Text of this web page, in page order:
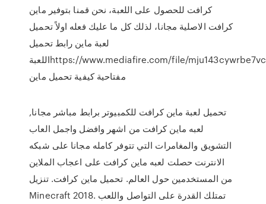
كرافت للحصول على اللعبة، نحن قمنا بتوفير ماين
كرافت الاصلية مجانا، لذلك كل ما عليك فعله اولاً تحميل
لعبة ماين رابط تحميل
اللعبةhttps://www.mediafire.com/file/mju143cywrbe7vc/ShiginimaSE_v2000.zipكلمات
مفتاحية كيفية تحميل ماين
تحميل لعبة ماين كرافت للكمبيوتر برابط مباشر مجانا,
لعبه ماين كرافت من اشهر وافضل واجمل العاب
التشويق والمغامرات التي تتوفر كامله مجانا على شبكه
الانترنت حصلت لعبه ماين كرافت على اعجاب الملاين
من المستخدمين حول العالم. تحميل ماين كرافت. تنزيل
Minecraft 2018. تمتلك القدرة على التواصل واللعب